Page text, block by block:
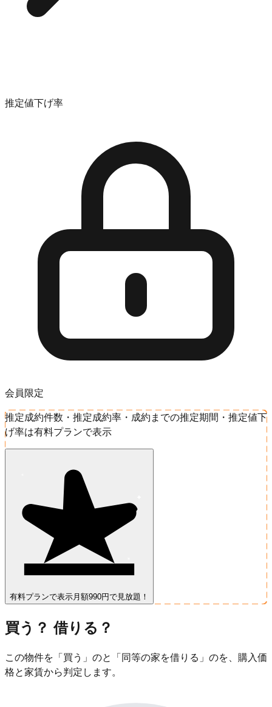
推定値下げ率
会員限定
推定成約件数・推定成約率・成約までの推定期間・推定値下
げ率は有料プランで表示
有料プランで表示 月額990円で見放題！
買う？ 借りる？
この物件を「買う」のと「同等の家を借りる」のを、購入価
格と家賃から判定します。